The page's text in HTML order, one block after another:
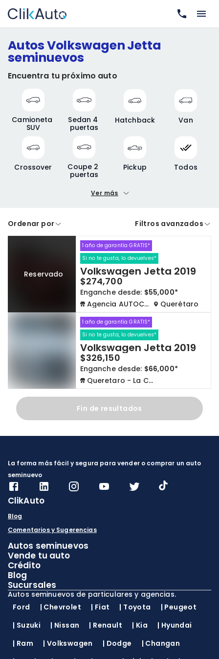
Autos Volkswagen Jetta
seminuevos
Encuentra tu próximo auto
Camioneta
SUV
Sedan 4
puertas
Hatchback Van
Crossover
Coupe 2
puertas
Pickup Todos
Precio máximo
A crédito De contado
Cdmx y Edo Mex Querétaro
Con garantía Negociar precio
Borrar todo Ver autos
Ver más
Ordenar por Filtros avanzados
Reservado
1 año de garantía GRATIS*
Si no te gusta, lo devuelves*
Volkswagen Jetta 2019
$274,700
Enganche desde: $55,000*
Agencia AUTOCOM
Querétaro
1 año de garantía GRATIS*
Si no te gusta, lo devuelves*
Volkswagen Jetta 2019
$326,150
Enganche desde: $66,000*
Queretaro - La Capilla
Fin de resultados
La forma más fácil y segura para vender o comprar un auto
seminuevo
ClikAuto
Blog
Comentarios y Sugerencias
Autos seminuevos
Vende tu auto
Crédito
Blog
Sucursales
Autos seminuevos de particulares y agencias.
Ford
| Chevrolet | Fiat | Toyota | Peugeot
| Suzuki | Nissan | Renault | Kia | Hyundai
| Ram | Volkswagen | Dodge | Changan